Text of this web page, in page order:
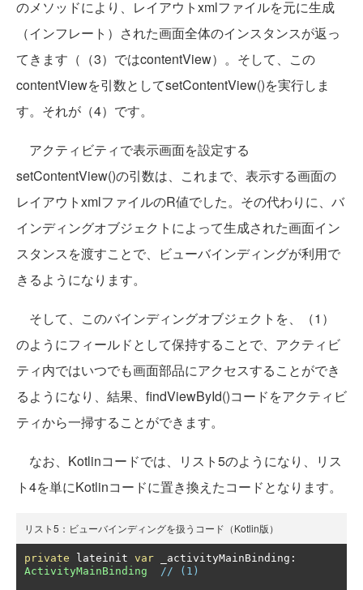
のメソッドにより、レイアウトxmlファイルを元に生成
（インフレート）された画面全体のインスタンスが返っ
てきます（（3）ではcontentView）。そして、この
contentViewを引数としてsetContentView()を実行しま
す。それが（4）です。
アクティビティで表示画面を設定する
setContentView()の引数は、これまで、表示する画面の
レイアウトxmlファイルのR値でした。その代わりに、バ
インディングオブジェクトによって生成された画面イン
スタンスを渡すことで、ビューバインディングが利用で
きるようになります。
そして、このバインディングオブジェクトを、（1）
のようにフィールドとして保持することで、アクティビ
ティ内ではいつでも画面部品にアクセスすることができ
るようになり、結果、findViewById()コードをアクティビ
ティから一掃することができます。
なお、Kotlinコードでは、リスト5のようになり、リス
ト4を単にKotlinコードに置き換えたコードとなります。
リスト5：ビューバインディングを扱うコード（Kotlin版）
private lateinit var _activityMainBinding :
ActivityMainBinding
// (1)